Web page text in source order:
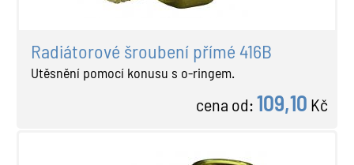
Radiátorové šroubení přímé 416B
Utěsnění pomocí konusu s o-ringem.
cena od:109,10 Kč